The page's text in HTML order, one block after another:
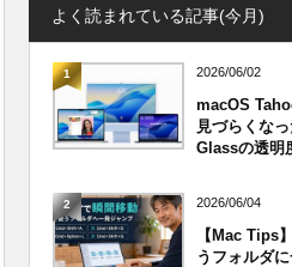
よく読まれている記事(今月)
1 2026/06/02
macOS
見づらくな
Glassの透明
2 2026/06/04
【Mac Tips
うフォルダ